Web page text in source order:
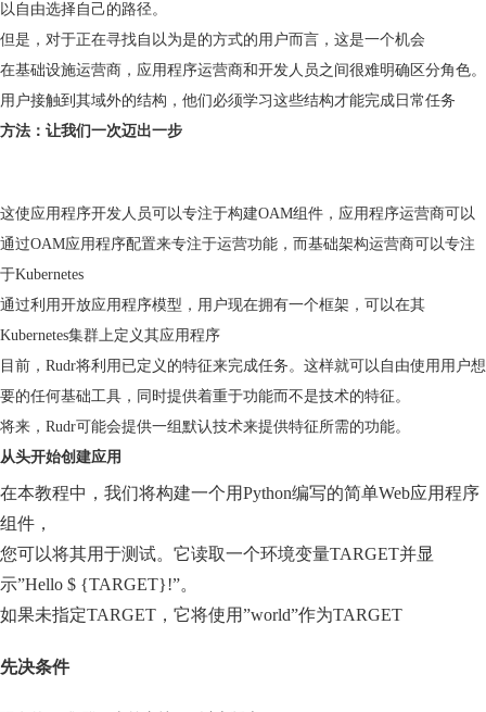
以自由选择自己的路径。
但是，对于正在寻找自以为是的方式的用户而言，这是一个机会
在基础设施运营商，应用程序运营商和开发人员之间很难明确区分角色。
用户接触到其域外的结构，他们必须学习这些结构才能完成日常任务
方法：让我们一次迈出一步
这使应用程序开发人员可以专注于构建OAM组件，应用程序运营商可以
通过OAM应用程序配置来专注于运营功能，而基础架构运营商可以专注
于Kubernetes
通过利用开放应用程序模型，用户现在拥有一个框架，可以在其
Kubernetes集群上定义其应用程序
目前，Rudr将利用已定义的特征来完成任务。这样就可以自由使用用户想
要的任何基础工具，同时提供着重于功能而不是技术的特征。
将来，Rudr可能会提供一组默认技术来提供特征所需的功能。
从头开始创建应用
在本教程中，我们将构建一个用Python编写的简单Web应用程序
组件，
您可以将其用于测试。它读取一个环境变量TARGET并显
示”Hello $ {TARGET}!”。
如果未指定TARGET，它将使用”world”作为TARGET
先决条件